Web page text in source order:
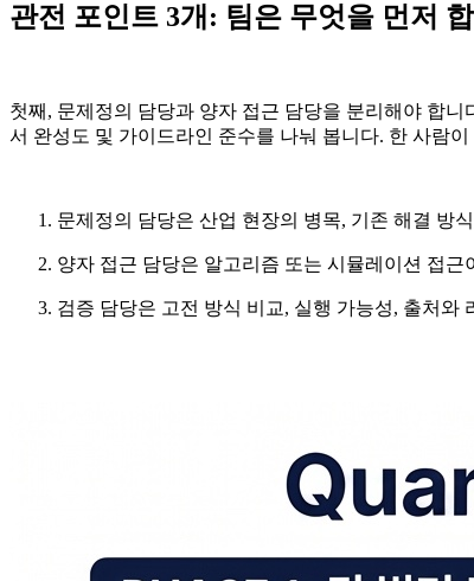
관전 포인트 3개: 팀은 무엇을 먼저
첫째, 문제정의 담당과 양자 접근 담당을 분리해야 합니
서 완성도 및 가이드라인 준수를 나눠 봅니다. 한 사람
문제정의 담당은 산업 현장의 병목, 기존 해결 방
양자 접근 담당은 알고리즘 또는 시뮬레이션 접
검증 담당은 고전 방식 비교, 실행 가능성, 출처와